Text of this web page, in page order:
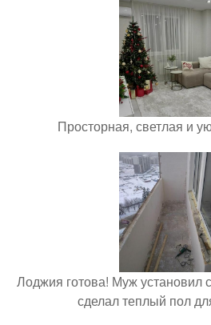
Просторная, светлая и
Лоджия готова! Муж установил
сделал теплый пол